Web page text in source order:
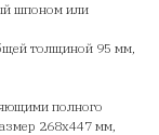
шпоном или
толщиной 95 мм,
полного
268x447 мм,